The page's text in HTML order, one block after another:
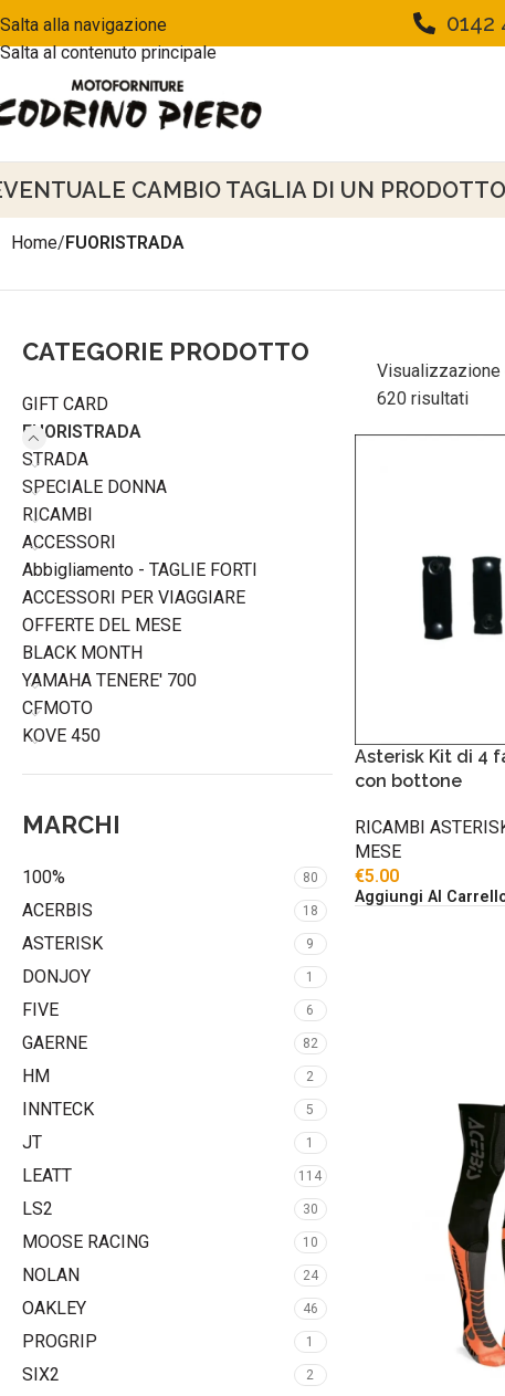
Salta alla navigazione
Salta al contenuto principale
0142
CAMBIO TAGLIA DI UN
Home/FUORISTRADA
CATEGORIE PRODOTTO
GIFT CARD
FUORISTRADA
STRADA
SPECIALE DONNA
RICAMBI
ACCESSORI
Abbigliamento - TAGLIE FORTI
ACCESSORI PER VIAGGIARE
OFFERTE DEL MESE
BLACK MONTH
YAMAHA TENERE' 700
CFMOTO
KOVE 450
MARCHI
100% 80
ACERBIS 18
ASTERISK 9
DONJOY 1
FIVE 6
GAERNE 82
HM 2
INNTECK 5
JT 1
LEATT 114
LS2 30
MOOSE RACING 10
NOLAN 24
OAKLEY 46
PROGRIP 1
SIX2 2
620 risultati
Asterisk Kit di 4
con bottone
RICAMBI
MESE
€5.00
Aggiungi Al